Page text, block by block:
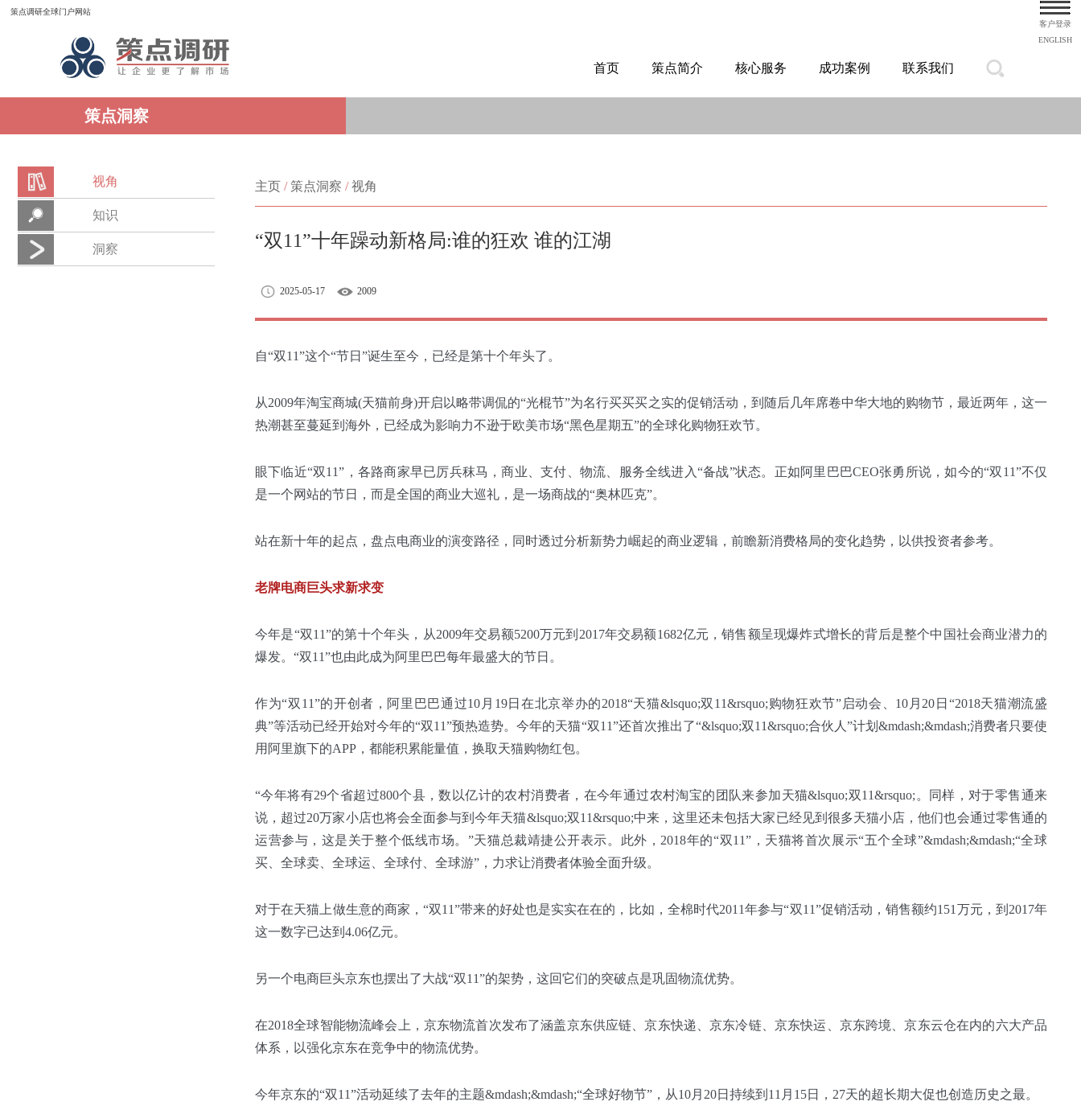
策点调研全球门户网站
客户登录
ENGLISH
首页 策点简介 核心服务 成功案例 联系我们
策点洞察
视角
知识
洞察
主页 /策点洞察 /视角
“双11”十年躁动新格局:谁的狂欢 谁的江湖
2025-05-17 2009
自“双11”这个“节日”诞生至今，已经是第十个年头了。
从2009年淘宝商城(天猫前身)开启以略带调侃的“光棍节”为名行买买买之实的促销活动，到随后几年席卷中华大地的购物节，最近两年，这一
热潮甚至蔓延到海外，已经成为影响力不逊于欧美市场“黑色星期五”的全球化购物狂欢节。
眼下临近“双11”，各路商家早已厉兵秣马，商业、支付、物流、服务全线进入“备战”状态。正如阿里巴巴CEO张勇所说，如今的“双11”不仅
是一个网站的节日，而是全国的商业大巡礼，是一场商战的“奥林匹克”。
站在新十年的起点，盘点电商业的演变路径，同时透过分析新势力崛起的商业逻辑，前瞻新消费格局的变化趋势，以供投资者参考。
老牌电商巨头求新求变
今年是“双11”的第十个年头，从2009年交易额5200万元到2017年交易额1682亿元，销售额呈现爆炸式增长的背后是整个中国社会商业潜力的
爆发。“双11”也由此成为阿里巴巴每年最盛大的节日。
作为“双11”的开创者，阿里巴巴通过10月19日在北京举办的2018“天猫&lsquo;双11&rsquo;购物狂欢节”启动会、10月20日“2018天猫潮流盛
典”等活动已经开始对今年的“双11”预热造势。今年的天猫“双11”还首次推出了“&lsquo;双11&rsquo;合伙人”计划&mdash;&mdash;消费者只要使
用阿里旗下的APP，都能积累能量值，换取天猫购物红包。
“今年将有29个省超过800个县，数以亿计的农村消费者，在今年通过农村淘宝的团队来参加天猫&lsquo;双11&rsquo;。同样，对于零售通来
说，超过20万家小店也将会全面参与到今年天猫&lsquo;双11&rsquo;中来，这里还未包括大家已经见到很多天猫小店，他们也会通过零售通的
运营参与，这是关于整个低线市场。”天猫总裁靖捷公开表示。此外，2018年的“双11”，天猫将首次展示“五个全球”&mdash;&mdash;“全球
买、全球卖、全球运、全球付、全球游”，力求让消费者体验全面升级。
对于在天猫上做生意的商家，“双11”带来的好处也是实实在在的，比如，全棉时代2011年参与“双11”促销活动，销售额约151万元，到2017年
这一数字已达到4.06亿元。
另一个电商巨头京东也摆出了大战“双11”的架势，这回它们的突破点是巩固物流优势。
在2018全球智能物流峰会上，京东物流首次发布了涵盖京东供应链、京东快递、京东冷链、京东快运、京东跨境、京东云仓在内的六大产品
体系，以强化京东在竞争中的物流优势。
今年京东的“双11”活动延续了去年的主题&mdash;&mdash;“全球好物节”，从10月20日持续到11月15日，27天的超长期大促也创造历史之最。